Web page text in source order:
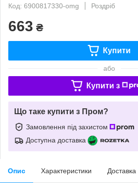
Код: 6900817330-omg
Роздріб
663 ₴
Купити
або
Купити з
Що таке купити з Пром?
Замовлення під захистом
Доступна доставка
Опис Характеристики Доставка